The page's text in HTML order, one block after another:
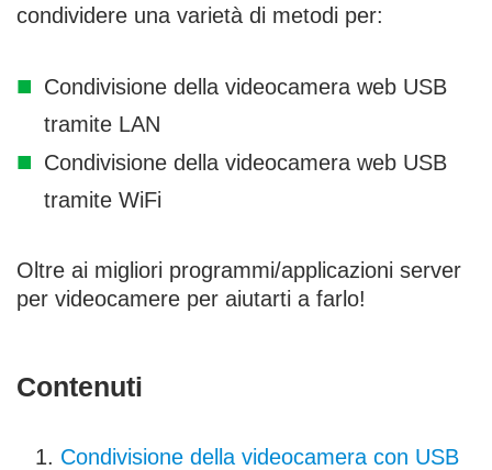
condividere una varietà di metodi per:
Condivisione della videocamera web USB
tramite LAN
Condivisione della videocamera web USB
tramite WiFi
Oltre ai migliori programmi/applicazioni server
per videocamere per aiutarti a farlo!
Contenuti
Condivisione della videocamera con USB